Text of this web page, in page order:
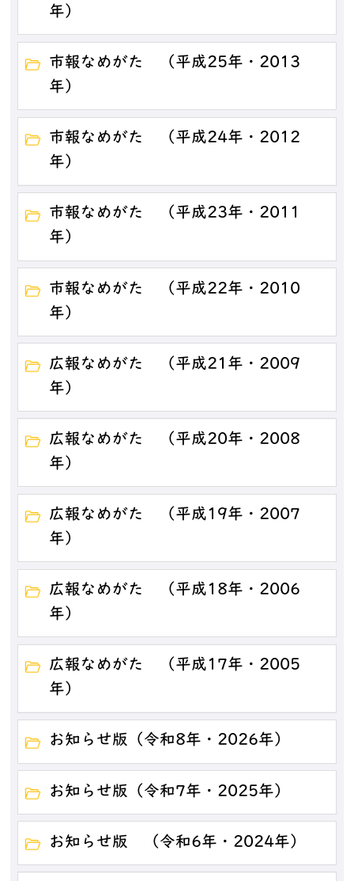
年）
市報なめがた （平成25年・2013
年）
市報なめがた （平成24年・2012
年）
市報なめがた （平成23年・2011
年）
市報なめがた （平成22年・2010
年）
広報なめがた （平成21年・2009
年）
広報なめがた （平成20年・2008
年）
広報なめがた （平成19年・2007
年）
広報なめがた （平成18年・2006
年）
広報なめがた （平成17年・2005
年）
お知らせ版（令和8年・2026年）
お知らせ版（令和7年・2025年）
お知らせ版 （令和6年・2024年）